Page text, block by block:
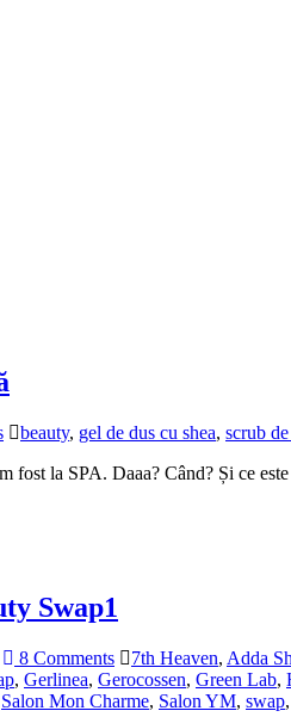
beauty, gel de dus cu shea, scrub
fost la SPA. Daaa? Când? Și ce
Swap1
8 Comments 7th Heaven, Adda
, Gerlinea, Gerocossen, Green Lab,
Salon Mon Charme, Salon YM, swap,